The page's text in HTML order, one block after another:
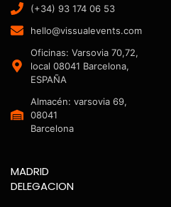
(+34) 93 174 06 53
hello@vissualevents.com
Oficinas: Varsovia 70,72,
local 08041 Barcelona,
ESPAÑA
Almacén: varsovia 69,
08041
Barcelona
MADRID
DELEGACION